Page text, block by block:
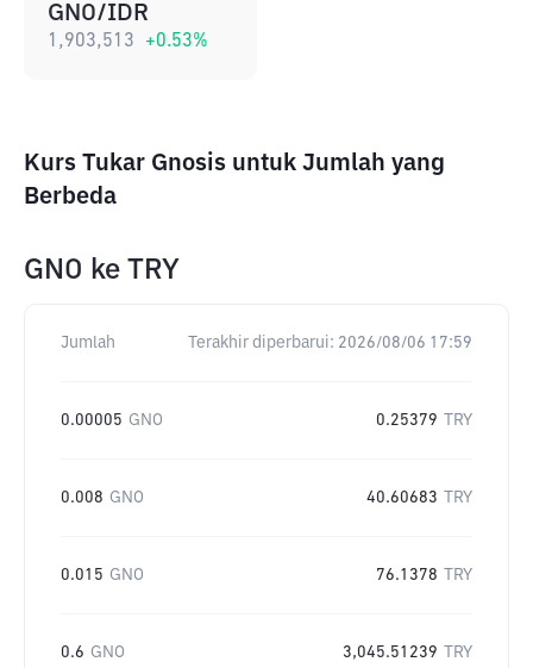
GNO/IDR
1,903,513 +0.53%
Kurs Tukar Gnosis untuk Jumlah yang
Berbeda
GNO ke TRY
Jumlah Terakhir diperbarui: 2026/08/06 17:59
0.00005 GNO 0.25379 TRY
0.008 GNO 40.60683 TRY
0.015 GNO 76.1378 TRY
0.6 GNO 3,045.51239 TRY